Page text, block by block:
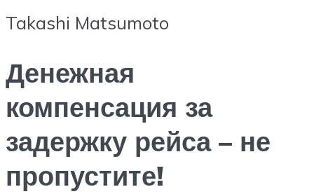
Takashi Matsumoto
Денежная
компенсация за
задержку рейса – не
пропустите!